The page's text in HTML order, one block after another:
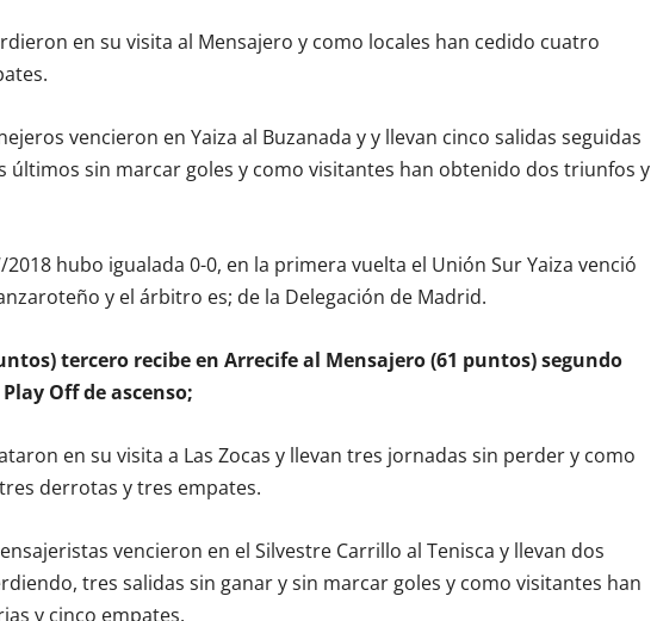
en su visita al Mensajero y como locales han cedido cuatro
vencieron en Yaiza al Buzanada y y llevan cinco salidas seguidas
últimos sin marcar goles y como visitantes han obtenido dos triunfos y
hubo igualada 0-0, en la primera vuelta el Unión Sur Yaiza venció
y el árbitro es; de la Delegación de Madrid.
tercero recibe en Arrecife al Mensajero (61 puntos) segundo
Off de ascenso;
en su visita a Las Zocas y llevan tres jornadas sin perder y como
derrotas y tres empates.
vencieron en el Silvestre Carrillo al Tenisca y llevan dos
tres salidas sin ganar y sin marcar goles y como visitantes han
y cinco empates.